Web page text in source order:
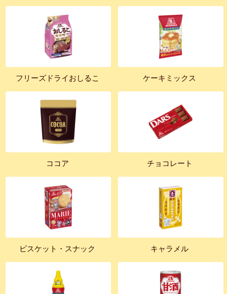
フリーズドライおしるこ ケーキミックス
ココア チョコレート
ビスケット・スナック キャラメル